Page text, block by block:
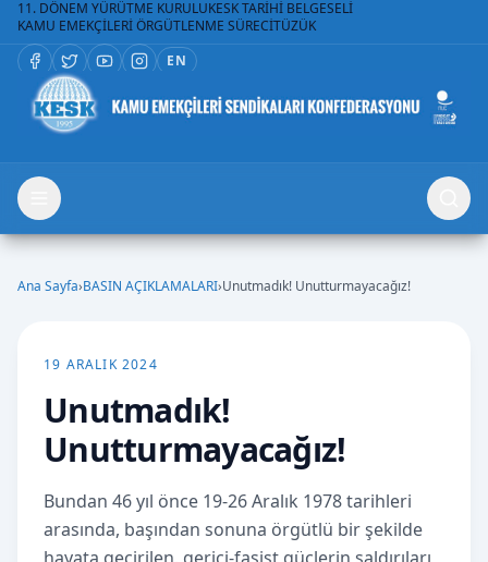
11. DÖNEM YÜRÜTME KURULUKESK TARİHİ BELGESELİ
KAMU EMEKÇİLERİ ÖRGÜTLENME SÜRECİTÜZÜK
EN
Ana Sayfa›BASIN AÇIKLAMALARI›Unutmadık! Unutturmayacağız!
19 ARALIK 2024
Unutmadık!
Unutturmayacağız!
Bundan 46 yıl önce 19-26 Aralık 1978 tarihleri
arasında, başından sonuna örgütlü bir şekilde